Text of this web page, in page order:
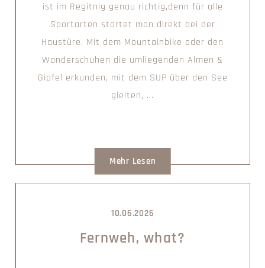
ist im Regitnig genau richtig,denn für alle
Sportarten startet man direkt bei der
Haustüre. Mit dem Mountainbike oder den
Wanderschuhen die umliegenden Almen &
Gipfel erkunden, mit dem SUP über den See
gleiten, ...
Mehr Lesen
10.06.2026
Fernweh, what?